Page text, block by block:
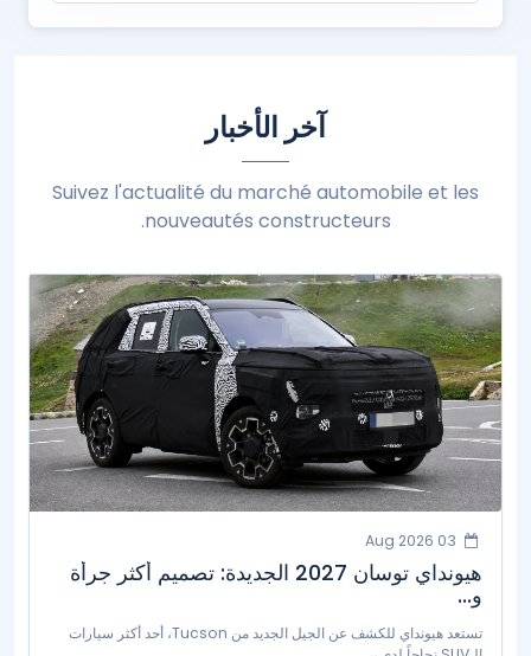
آخر الأخبار
Suivez l'actualité du marché automobile et les
nouveautés constructeurs.
هيونداي توسان 2027 الجديدة: تصميم أكثر جرأة
و...
تستعد هيونداي للكشف عن الجيل الجديد من Tucson، أحد أكثر سيارات